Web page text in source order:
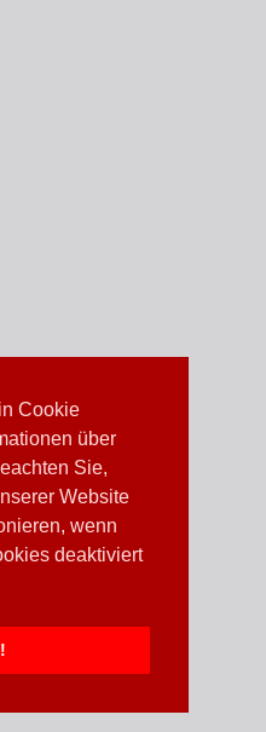
Cookie
über
Sie,
Website
wenn
deaktiviert